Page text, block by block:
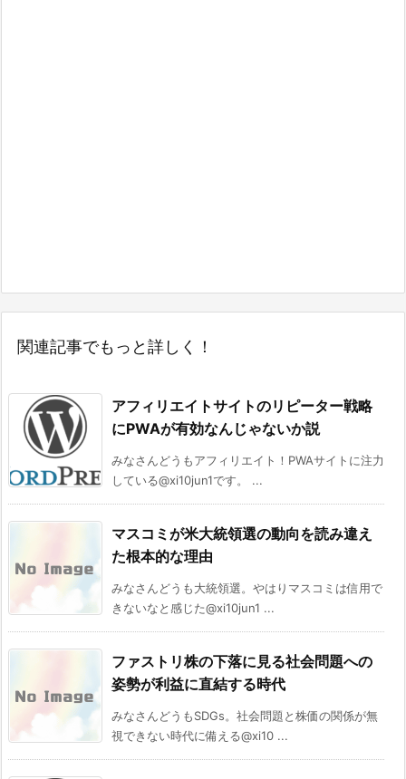
関連記事でもっと詳しく！
アフィリエイトサイトのリピーター戦略
にPWAが有効なんじゃないか説
みなさんどうもアフィリエイト！PWAサイトに注力
している@xi10jun1です。 ...
マスコミが米大統領選の動向を読み違え
た根本的な理由
みなさんどうも大統領選。やはりマスコミは信用で
きないなと感じた@xi10jun1 ...
ファストリ株の下落に見る社会問題への
姿勢が利益に直結する時代
みなさんどうもSDGs。社会問題と株価の関係が無
視できない時代に備える@xi10 ...